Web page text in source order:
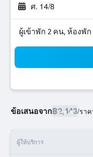
ศ. 14/8
ผู้เข้าพัก 2 คน, ห้องพัก
ข้อเสนอจาก฿2,443/รา
ผู้ให้บริการ